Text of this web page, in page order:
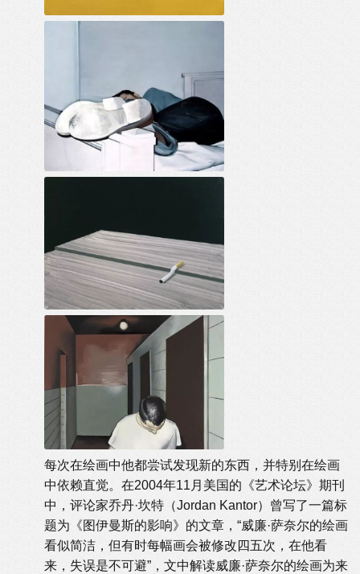
每次在绘画中他都尝试发现新的东西，并特别在绘画
中依赖直觉。在2004年11月美国的《艺术论坛》期刊
中，评论家乔丹·坎特（Jordan Kantor）曾写了一篇标
题为《图伊曼斯的影响》的文章，“威廉·萨奈尔的绘画
看似简洁，但有时每幅画会被修改四五次，在他看
来，失误是不可避”，文中解读威廉·萨奈尔的绘画为来